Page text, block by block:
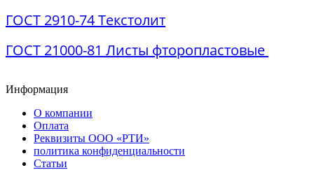
ГОСТ 2910-74 Текстолит
ГОСТ 21000-81 Листы фторопластовые
Информация
О компании
Оплата
Реквизиты ООО «РТИ»
политика конфиденциальности
Статьи